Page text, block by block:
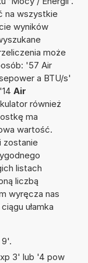
na wszystkie
wyników
może
'57 Air
a BTU/s'
Air
również
ma
wartość.
zostanie
listach
liczbą
wyręcza nas
ułamka
3' lub '4 pow